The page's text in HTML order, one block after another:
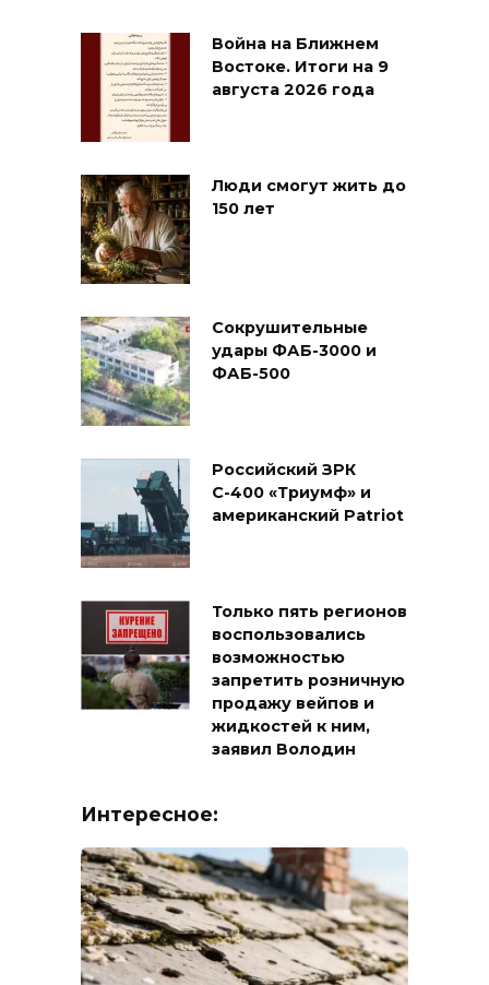
Война на Ближнем
Востоке. Итоги на 9
августа 2026 года
Люди смогут жить до
150 лет
Сокрушительные
удары ФАБ-3000 и
ФАБ-500
Российский ЗРК
С-400 «Триумф» и
американский Patriot
Только пять регионов
воспользовались
возможностью
запретить розничную
продажу вейпов и
жидкостей к ним,
заявил Володин
Интересное: